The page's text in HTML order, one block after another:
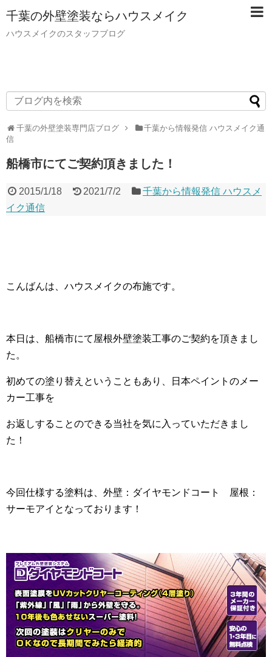
千葉の外壁塗装ならハウスメイク
ハウスメイクのスタッフブログ
千葉の外壁塗装専門店ブログ
千葉から情報発信 ハウスメイク通
信
船橋市にてご契約頂きました！
2015/1/18 2021/7/2
千葉から情報発信 ハウスメ
イク通信
こんばんは、ハウスメイクの布施です。
本日は、船橋市にて屋根外壁塗装工事のご契約を頂きまし
た。
初めての塗り替えということもあり、日本ペイントのメー
カー工事を
お返しすることのできる当社を気に入っていただきまし
た！
今回仕様する塗料は、外壁：ダイヤモンドコート 屋根：
サーモアイとなっております！